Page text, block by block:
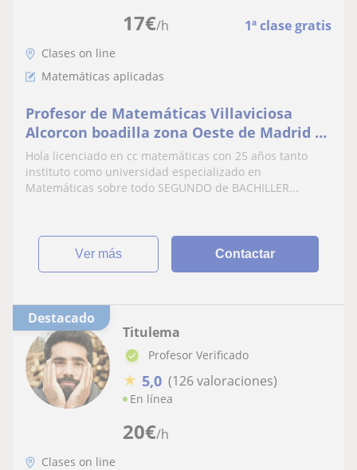
17€/h 1ª clase gratis
Clases on line
Matemáticas aplicadas
Profesor de Matemáticas Villaviciosa
Alcorcon boadilla zona Oeste de Madrid 25
años de experiencia con 100 % aprobados
PAU
Hola licenciado en cc matemáticas con 25 años tanto
instituto como universidad especializado en
Matemáticas sobre todo SEGUNDO de BACHILLER...
ver más Contactar
Destacado
20€/h
Titulema
Profesor Verificado
★ 5,0 (126 valoraciones)
En línea
Clases on line